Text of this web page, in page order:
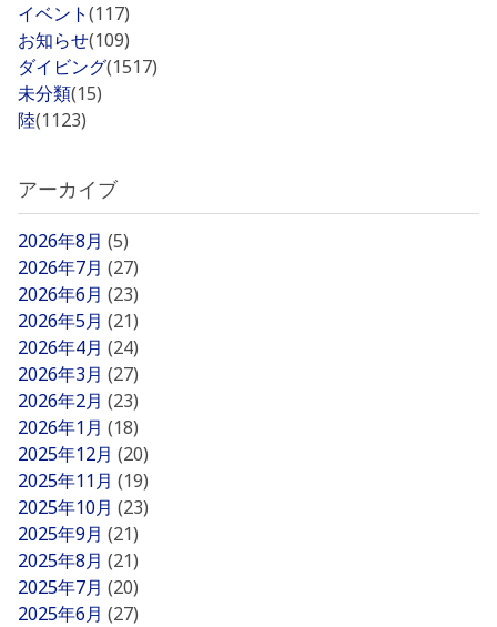
イベント(117)
お知らせ(109)
ダイビング(1517)
未分類(15)
陸(1123)
アーカイブ
2026年8月 (5)
2026年7月 (27)
2026年6月 (23)
2026年5月 (21)
2026年4月 (24)
2026年3月 (27)
2026年2月 (23)
2026年1月 (18)
2025年12月 (20)
2025年11月 (19)
2025年10月 (23)
2025年9月 (21)
2025年8月 (21)
2025年7月 (20)
2025年6月 (27)